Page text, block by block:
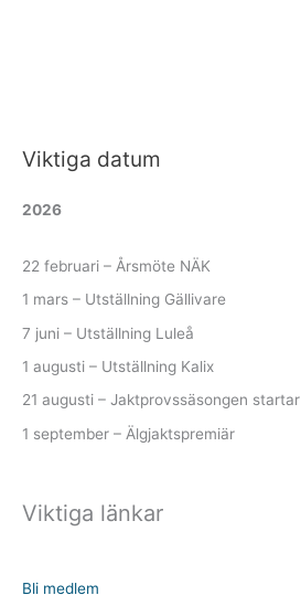
Viktiga datum
2026
22 februari – Årsmöte NÄK
1 mars – Utställning Gällivare
7 juni – Utställning Luleå
1 augusti – Utställning Kalix
21 augusti – Jaktprovssäsongen startar
1 september – Älgjaktspremiär
Viktiga länkar
Bli medlem